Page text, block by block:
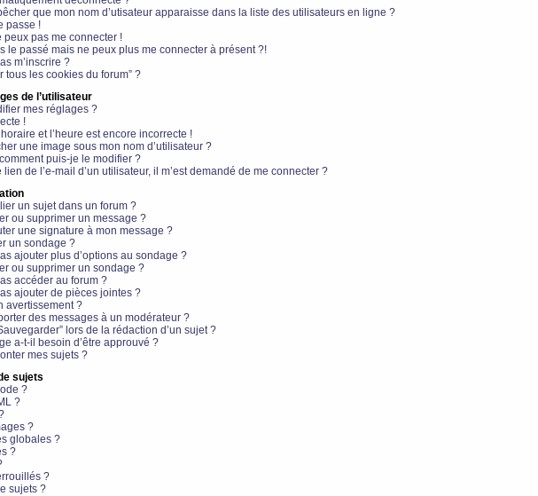
que mon nom d’utisateur apparaisse dans la liste des utilisateurs en ligne ?
passe !
peux pas me connecter !
le passé mais ne peux plus me connecter à présent ?!
m’inscrire ?
tous les cookies du forum” ?
de l’utilisateur
mes réglages ?
!
et l’heure est encore incorrecte !
une image sous mon nom d’utilisateur ?
puis-je le modifier ?
de l’e-mail d’un utilisateur, il m’est demandé de me connecter ?
un sujet dans un forum ?
ou supprimer un message ?
une signature à mon message ?
un sondage ?
ajouter plus d’options au sondage ?
ou supprimer un sondage ?
accéder au forum ?
ajouter de pièces jointes ?
avertissement ?
des messages à un modérateur ?
lors de la rédaction d’un sujet ?
a-t-il besoin d’être approuvé ?
mes sujets ?
sujets
?
?
?
globales ?
?
?
sujets ?